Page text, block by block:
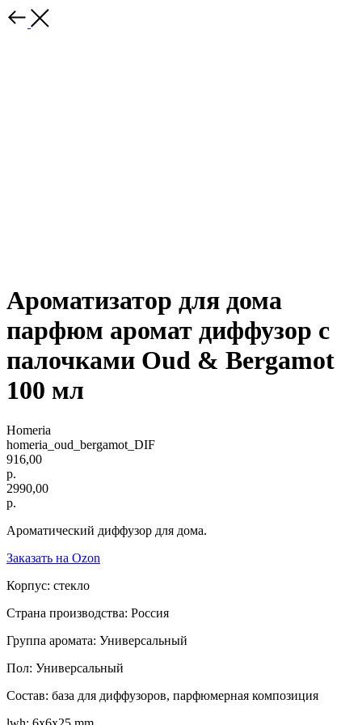
Ароматизатор для дома
парфюм аромат диффузор с
палочками Oud & Bergamot
100 мл
Homeria
homeria_oud_bergamot_DIF
916,00
р.
2990,00
р.
Ароматический диффузор для дома.
Заказать на Ozon
Корпус: стекло
Страна производства: Россия
Группа аромата: Универсальный
Пол: Универсальный
Состав: база для диффузоров, парфюмерная композиция